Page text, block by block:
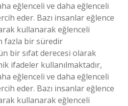
eğlenceli ve daha eğlenceli
eder. Bazı insanlar eğlence
kullanarak eğlenceli
fazla bir süredir
bir sıfat derecesi olarak
ifadeler kullanılmaktadır,
eğlenceli ve daha eğlenceli
eder. Bazı insanlar eğlence
kullanarak eğlenceli